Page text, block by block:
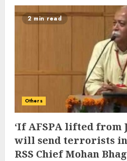
2 min read
Others
‘If AFSPA lifted from
will send terrorists
RSS Chief Mohan